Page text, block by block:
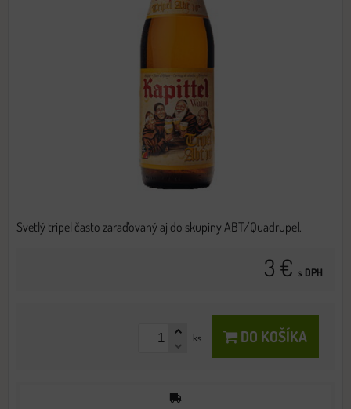
Svetlý tripel často zaraďovaný aj do skupiny ABT/Quadrupel.
3 € s DPH
ks DO KOŠÍKA